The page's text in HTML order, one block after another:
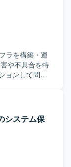
ラを構築・運
や不具合を特
ョンして問題
ニアとのメー
システム保